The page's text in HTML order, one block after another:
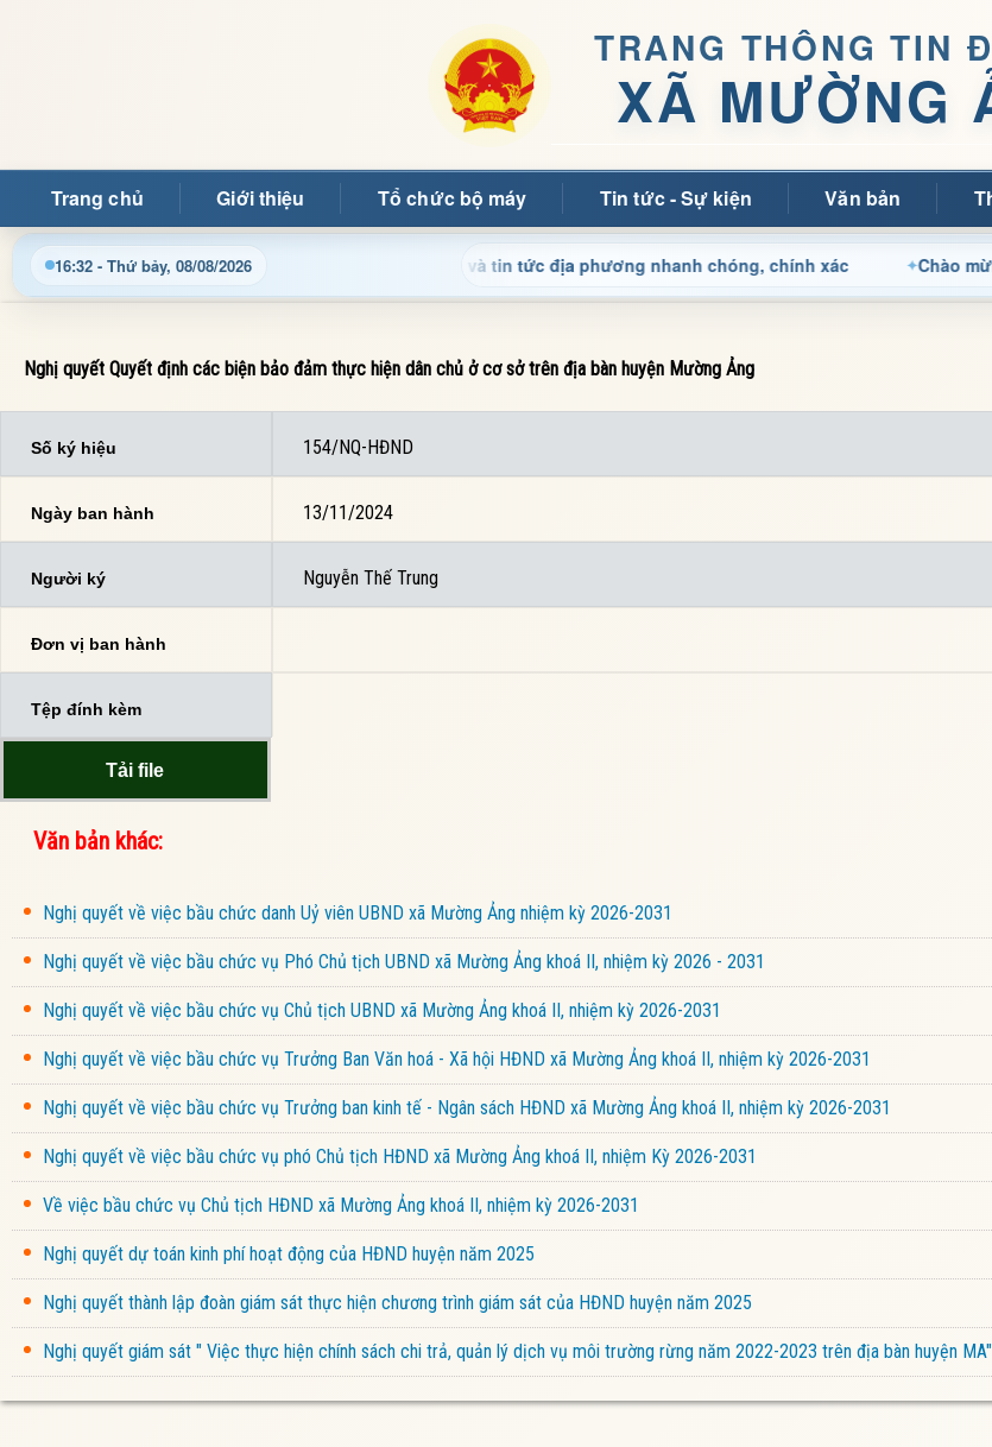
TRANG THÔNG TIN
XÃ MƯỜNG
Trang chủ Giới thiệu Tổ chức bộ máy Tin tức - Sự kiện Văn bản
16:32 - Thứ bảy, 08/08/2026
nhật thông tin điều hành, thủ tục hành chính và tin tức địa phương nhanh chóng, chính xác Chào mừng quý
Nghị quyết Quyết định các biện bảo đảm thực hiện dân chủ ở cơ sở trên địa bàn huyện Mường Ảng
Số ký hiệu 154/NQ-HĐND
Ngày ban hành 13/11/2024
Người ký Nguyễn Thế Trung
Đơn vị ban hành
Tệp đính kèm
Tải file
Văn bản khác:
Nghị quyết về việc bầu chức danh Uỷ viên UBND xã Mường Ảng nhiệm kỳ 2026-2031
Nghị quyết về việc bầu chức vụ Phó Chủ tịch UBND xã Mường Ảng khoá II, nhiệm kỳ 2026 - 2031
Nghị quyết về việc bầu chức vụ Chủ tịch UBND xã Mường Ảng khoá II, nhiệm kỳ 2026-2031
Nghị quyết về việc bầu chức vụ Trưởng Ban Văn hoá - Xã hội HĐND xã Mường Ảng khoá II, nhiệm kỳ 2026-2031
Nghị quyết về việc bầu chức vụ Trưởng ban kinh tế - Ngân sách HĐND xã Mường Ảng khoá II, nhiệm kỳ 2026-2031
Nghị quyết về việc bầu chức vụ phó Chủ tịch HĐND xã Mường Ảng khoá II, nhiệm Kỳ 2026-2031
Về việc bầu chức vụ Chủ tịch HĐND xã Mường Ảng khoá II, nhiệm kỳ 2026-2031
Nghị quyết dự toán kinh phí hoạt động của HĐND huyện năm 2025
Nghị quyết thành lập đoàn giám sát thực hiện chương trình giám sát của HĐND huyện năm 2025
Nghị quyết giám sát " Việc thực hiện chính sách chi trả, quản lý dịch vụ môi trường rừng năm 2022-2023 trên địa bàn huyện MA"